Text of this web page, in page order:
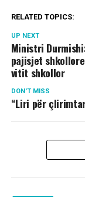
RELATED TOPICS:
UP NEXT
Ministri
pajisjet
vitit shkollor
DON'T MISS
“Liri për